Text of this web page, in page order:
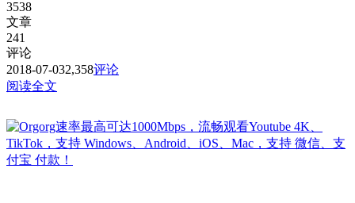
3538
文章
241
评论
2018-07-032,358评论
阅读全文